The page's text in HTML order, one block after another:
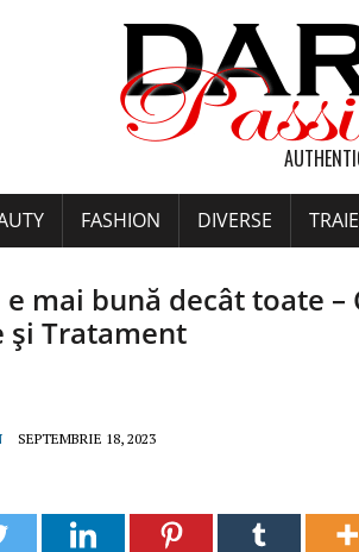
FASHION DIVERSE
e mai bună decât toate
și Tratament
SEPTEMBRIE 18, 2023